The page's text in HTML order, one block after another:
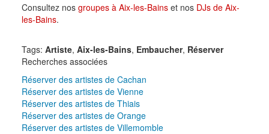
Consultez nos groupes à Aix-les-Bainset nos DJs de Aix-
les-Bains.
Tags: Artiste, Aix-les-Bains, Embaucher, Réserver
Recherches associées
Réserver des artistes de Cachan
Réserver des artistes de Vienne
Réserver des artistes de Thiais
Réserver des artistes de Orange
Réserver des artistes de Villemomble